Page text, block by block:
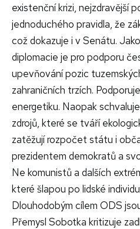
existenční krizi, nejzdravější
jednoduchého pravidla, že
což dokazuje i v Senátu.
diplomacie je pro podporu
upevňování pozic
zahraničních trzích.
energetiku. Naopak
zdrojů, které se tváří
zatěžují rozpočet státu i
prezidentem demokratů a
Ne komunistů a dalších
které šlapou po lidské
Dlouhodobým cílem ODS
Přemysl Sobotka kritizuje